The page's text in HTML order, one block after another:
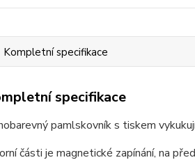
Kompletní specifikace
specifikace
pamlskovník s tiskem
části je magnetické zapínání, na